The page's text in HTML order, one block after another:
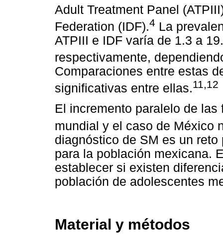
Adult Treatment Panel
Federation (IDF).4 La
ATPIII e IDF varía de 1.3 a
respectivamente,
Comparaciones entre estas
significativas entre ellas.11,12
El incremento paralelo de
mundial y el caso de México
diagnóstico de SM es un
para la población mexicana.
establecer si existen
población de adolescentes
Material y métodos